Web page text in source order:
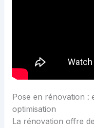
Pose en rénovation :
optimisation
La rénovation offre